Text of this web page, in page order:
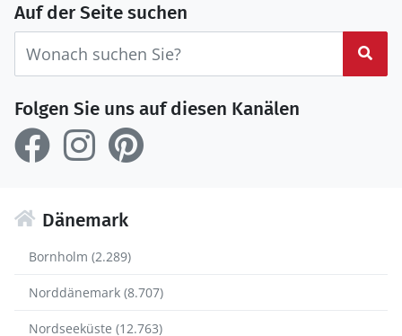
Auf der Seite suchen
Folgen Sie uns auf diesen Kanälen
Dänemark
Bornholm (2.289)
Norddänemark (8.707)
Nordseeküste (12.763)